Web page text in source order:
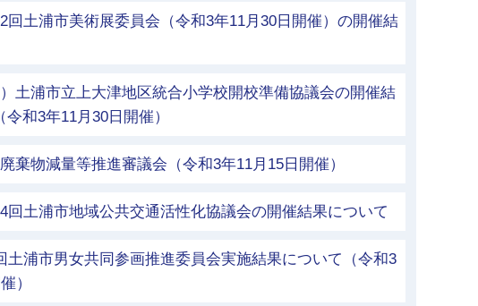
回土浦市美術展委員会（令和3年11月30日開催）の開催結
土浦市立上大津地区統合小学校開校準備協議会の開催結
和3年11月30日開催）
棄物減量等推進審議会（令和3年11月15日開催）
回土浦市地域公共交通活性化協議会の開催結果について
土浦市男女共同参画推進委員会実施結果について（令和3
）